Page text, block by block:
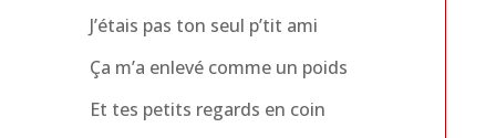
J’étais pas ton seul p’tit ami
Ça m’a enlevé comme un poids
Et tes petits regards en coin